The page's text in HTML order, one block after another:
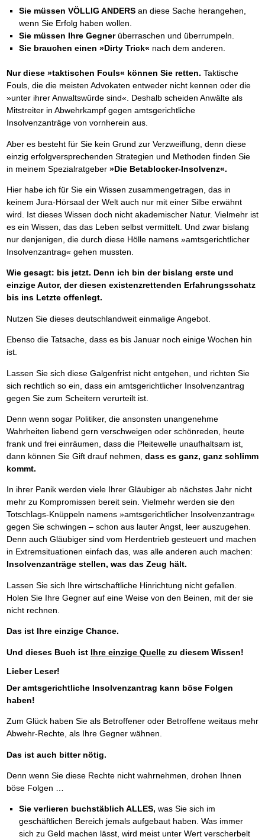
Sie müssen VÖLLIG ANDERS an diese Sache herangehen,
wenn Sie Erfolg haben wollen.
Sie müssen Ihre Gegnerüberraschen und überrumpeln.
Sie brauchen einen »Dirty Trick« nach dem anderen.
Nur diese »taktischen Fouls« können Sie retten. Taktische
Fouls, die die meisten Advokaten entweder nicht kennen oder die
»unter ihrer Anwaltswürde sind«. Deshalb scheiden Anwälte als
Mitstreiter in Abwehrkampf gegen amtsgerichtliche
Insolvenzanträge von vornherein aus.
Aber es besteht für Sie kein Grund zur Verzweiflung, denn diese
einzig erfolgversprechenden Strategien und Methoden finden Sie
in meinem Spezialratgeber »Die Betablocker-Insolvenz«.
Hier habe ich für Sie ein Wissen zusammengetragen, das in
keinem Jura-Hörsaal der Welt auch nur mit einer Silbe erwähnt
wird. Ist dieses Wissen doch nicht akademischer Natur. Vielmehr ist
es ein Wissen, das das Leben selbst vermittelt. Und zwar bislang
nur denjenigen, die durch diese Hölle namens »amtsgerichtlicher
Insolvenzantrag« gehen mussten.
Wie gesagt: bis jetzt. Denn ich bin der bislang erste und
einzige Autor, der diesen existenzrettenden Erfahrungsschatz
bis ins Letzte offenlegt.
Nutzen Sie dieses deutschlandweit einmalige Angebot.
Ebenso die Tatsache, dass es bis Januar noch einige Wochen hin
ist.
Lassen Sie sich diese Galgenfrist nicht entgehen, und richten Sie
sich rechtlich so ein, dass ein amtsgerichtlicher Insolvenzantrag
gegen Sie zum Scheitern verurteilt ist.
Denn wenn sogar Politiker, die ansonsten unangenehme
Wahrheiten liebend gern verschweigen oder schönreden, heute
frank und frei einräumen, dass die Pleitewelle unaufhaltsam ist,
dann können Sie Gift drauf nehmen, dass es ganz, ganz schlimm
kommt.
In ihrer Panik werden viele Ihrer Gläubiger ab nächstes Jahr nicht
mehr zu Kompromissen bereit sein. Vielmehr werden sie den
Totschlags-Knüppeln namens »amtsgerichtlicher Insolvenzantrag«
gegen Sie schwingen – schon aus lauter Angst, leer auszugehen.
Denn auch Gläubiger sind vom Herdentrieb gesteuert und machen
in Extremsituationen einfach das, was alle anderen auch machen:
Insolvenzanträge stellen, was das Zeug hält.
Lassen Sie sich Ihre wirtschaftliche Hinrichtung nicht gefallen.
Holen Sie Ihre Gegner auf eine Weise von den Beinen, mit der sie
nicht rechnen.
Das ist Ihre einzige Chance.
Und dieses Buch ist Ihre einzige Quellezu diesem Wissen!
Lieber Leser!
Der amtsgerichtliche Insolvenzantrag kann böse Folgen
haben!
Zum Glück haben Sie als Betroffener oder Betroffene weitaus mehr
Abwehr-Rechte, als Ihre Gegner wähnen.
Das ist auch bitter nötig.
Denn wenn Sie diese Rechte nicht wahrnehmen, drohen Ihnen
böse Folgen …
Sie verlieren buchstäblich ALLES, was Sie sich im
geschäftlichen Bereich jemals aufgebaut haben. Was immer
sich zu Geld machen lässt, wird meist unter Wert verscherbelt